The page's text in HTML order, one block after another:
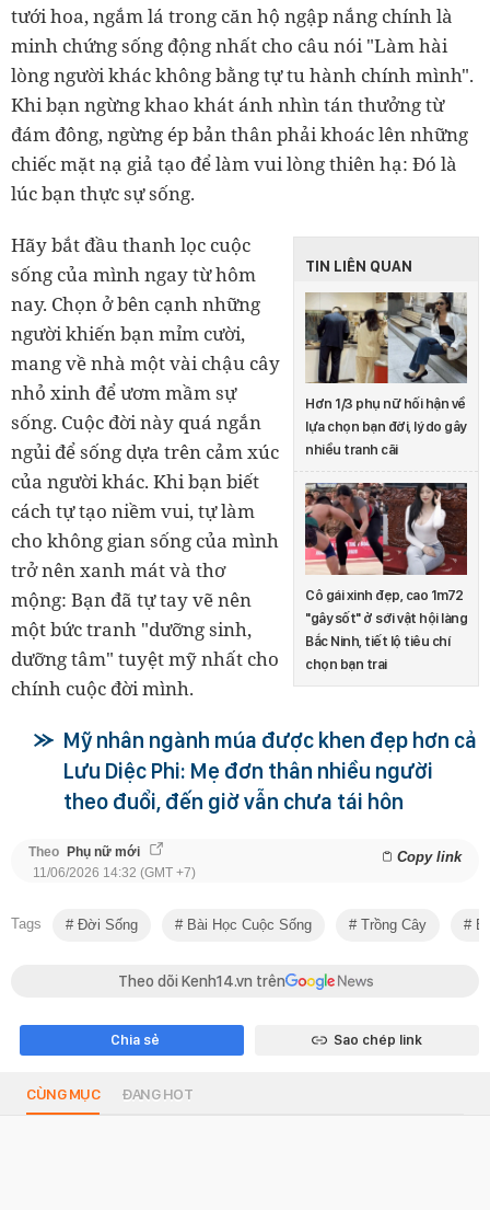
tưới hoa, ngắm lá trong căn hộ ngập nắng chính là
minh chứng sống động nhất cho câu nói "Làm hài
lòng người khác không bằng tự tu hành chính mình".
Khi bạn ngừng khao khát ánh nhìn tán thưởng từ
đám đông, ngừng ép bản thân phải khoác lên những
chiếc mặt nạ giả tạo để làm vui lòng thiên hạ: Đó là
lúc bạn thực sự sống.
TIN LIÊN QUAN
Hơn 1/3 phụ nữ hối hận về
lựa chọn bạn đời, lý do gây
nhiều tranh cãi
Cô gái xinh đẹp, cao 1m72
"gây sốt" ở sới vật hội làng
Bắc Ninh, tiết lộ tiêu chí
chọn bạn trai
Hãy bắt đầu thanh lọc cuộc
sống của mình ngay từ hôm
nay. Chọn ở bên cạnh những
người khiến bạn mỉm cười,
mang về nhà một vài chậu cây
nhỏ xinh để ươm mầm sự
sống. Cuộc đời này quá ngắn
ngủi để sống dựa trên cảm xúc
của người khác. Khi bạn biết
cách tự tạo niềm vui, tự làm
cho không gian sống của mình
trở nên xanh mát và thơ
mộng: Bạn đã tự tay vẽ nên
một bức tranh "dưỡng sinh,
dưỡng tâm" tuyệt mỹ nhất cho
chính cuộc đời mình.
Mỹ nhân ngành múa được khen đẹp hơn cả
Lưu Diệc Phi: Mẹ đơn thân nhiều người
theo đuổi, đến giờ vẫn chưa tái hôn
Theo Phụ nữ mới Copy link
11/06/2026 14:32 (GMT +7)
Tags Đời Sống Bài Học Cuộc Sống Trồng Cây
Theo dõi Kenh14.vn trên
Chia sẻ Sao chép link
CÙNG MỤC ĐANG HOT